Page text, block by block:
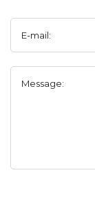
E-mail:
Message: